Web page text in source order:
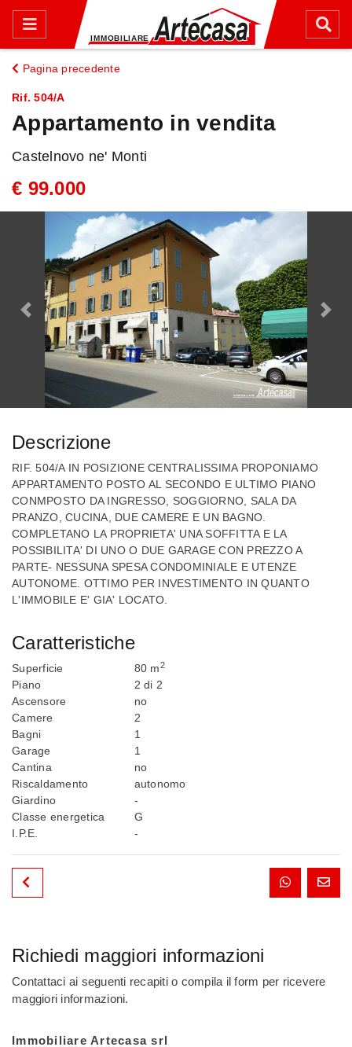
Rif. 504/A
Appartamento in vendita
Pagina precedente
Castelnovo ne' Monti
€ 99.000
Descrizione
RIF. 504/A IN POSIZIONE CENTRALISSIMA PROPONIAMO
APPARTAMENTO POSTO AL SECONDO E ULTIMO PIANO
CONMPOSTO DA INGRESSO, SOGGIORNO, SALA DA
PRANZO, CUCINA, DUE CAMERE E UN BAGNO.
COMPLETANO LA PROPRIETA' UNA SOFFITTA E LA
POSSIBILITA' DI UNO O DUE GARAGE CON PREZZO A
PARTE- NESSUNA SPESA CONDOMINIALE E UTENZE
AUTONOME. OTTIMO PER INVESTIMENTO IN QUANTO
L'IMMOBILE E' GIA' LOCATO.
Caratteristiche
Superficie 80 m2
Piano
2 di 2
Ascensore
no
Camere
2
Bagni
1
Garage
1
Cantina
no
Riscaldamento
autonomo
Giardino
-
Classe energetica
G
I.P.E.
-
Richiedi maggiori informazioni
Contattaci ai seguenti recapiti o compila il form per ricevere
maggiori informazioni.
Immobiliare Artecasa srl